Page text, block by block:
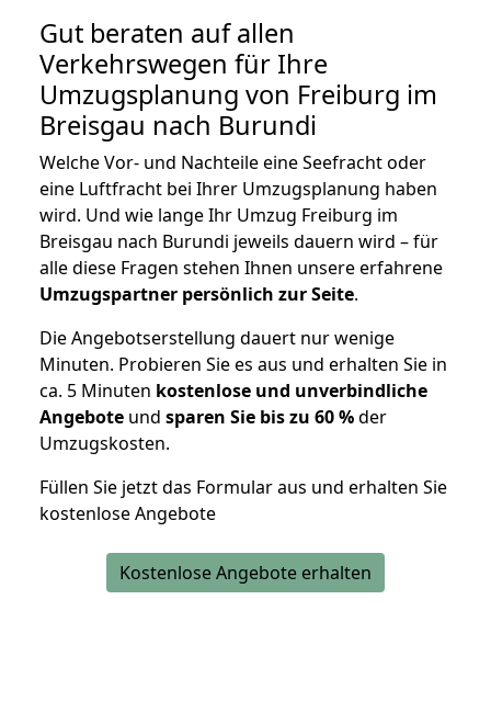
Gut beraten auf allen
Verkehrswegen für Ihre
Umzugsplanung von Freiburg im
Breisgau nach Burundi
Welche Vor- und Nachteile eine Seefracht oder
eine Luftfracht bei Ihrer Umzugsplanung haben
wird. Und wie lange Ihr Umzug Freiburg im
Breisgau nach Burundi jeweils dauern wird – für
alle diese Fragen stehen Ihnen unsere erfahrene
Umzugspartner persönlich zur Seite.
Die Angebotserstellung dauert nur wenige
Minuten. Probieren Sie es aus und erhalten Sie in
ca. 5 Minuten kostenlose und unverbindliche
Angebote und sparen Sie bis zu 60 %der
Umzugskosten.
Füllen Sie jetzt das Formular aus und erhalten Sie
kostenlose Angebote
Kostenlose Angebote erhalten